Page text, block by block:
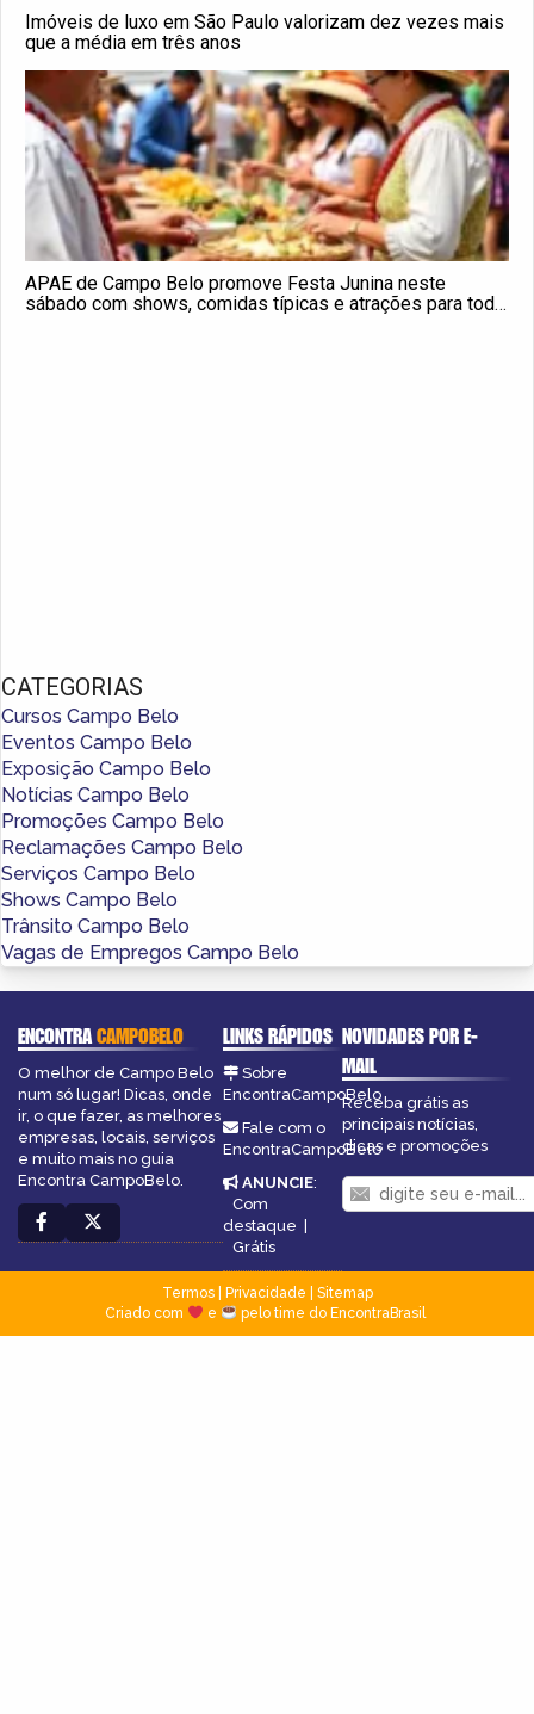
Imóveis de luxo em São Paulo valorizam dez vezes mais
que a média em três anos
APAE de Campo Belo promove Festa Junina neste
sábado com shows, comidas típicas e atrações para toda
CATEGORIAS
Cursos Campo Belo
Eventos Campo Belo
Exposição Campo Belo
Notícias Campo Belo
Promoções Campo Belo
Reclamações Campo Belo
Serviços Campo Belo
Shows Campo Belo
Trânsito Campo Belo
Vagas de Empregos Campo Belo
ENCONTRACAMPOBELO
O melhor de Campo Belo
num só lugar! Dicas, onde
ir, o que fazer, as melhores
empresas, locais, serviços
e muito mais no guia
Encontra CampoBelo.
LINKS RÁPIDOS
Sobre
EncontraCampoBelo
Fale com o
EncontraCampoBelo
ANUNCIE:
Com
destaque
Grátis
NOVIDADES POR E-
MAIL
Receba grátis as
principais notícias,
dicas e promoções
Termos| Privacidade
Sitemap
Criado com
e pelo time do EncontraBrasil